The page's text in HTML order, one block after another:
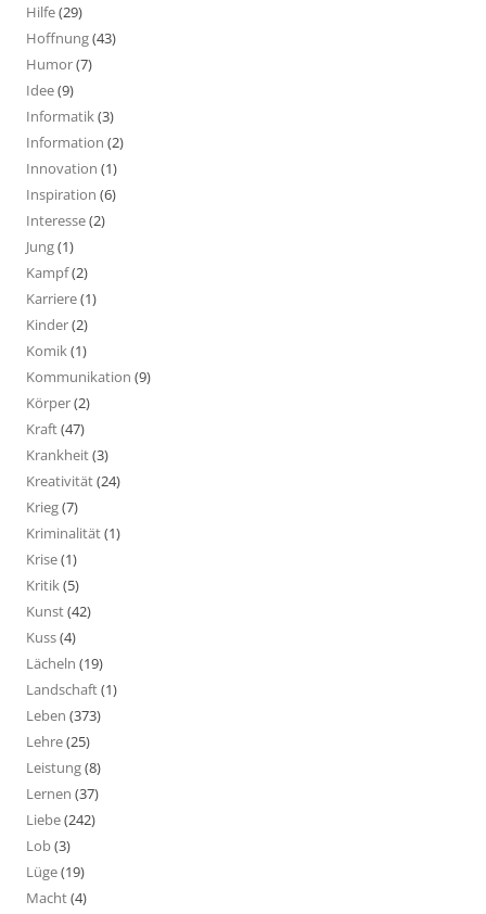
Hilfe(29)
Hoffnung(43)
Humor(7)
Idee(9)
Informatik(3)
Information (2)
Innovation (1)
Inspiration (6)
Interesse(2)
Jung(1)
Kampf(2)
Karriere(1)
Kinder(2)
Komik(1)
Kommunikation (9)
Körper(2)
Kraft(47)
Krankheit(3)
Kreativität(24)
Krieg(7)
Kriminalität(1)
Krise(1)
Kritik(5)
Kunst(42)
Kuss(4)
Lächeln (19)
Landschaft(1)
Leben (373)
Lehre(25)
Leistung(8)
Lernen (37)
Liebe(242)
Lob(3)
Lüge(19)
Macht(4)